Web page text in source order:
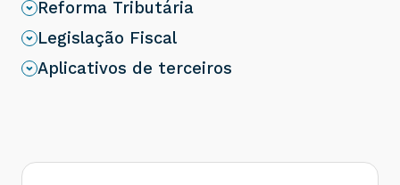
CFe) no DF-e Client?
Como configurar Empresas/Unidades no DF-e
Reforma Tributária
Legislação Fiscal
Aplicativos de terceiros